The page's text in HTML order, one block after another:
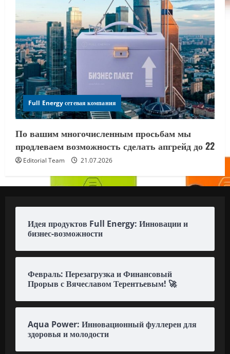
Full Energy сетевая компания
По вашим многочисленным просьбам мы
продлеваем возможность сделать апгрейд до 22
Editorial Team 21.07.2026
Идея продуктов Full Energy: Инновации и
бизнес-возможности
Февраль: Перезагрузка и Финансовый
Прорыв с Вячеславом Терентьевым! 🚀
Aqua Power: Инновационный фуллерен для
здоровья и молодости